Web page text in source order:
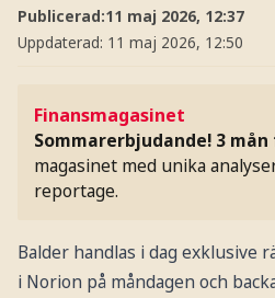
Publicerad:11 maj 2026, 12:37
Uppdaterad: 11 maj 2026, 12:50
Finansmagasinet
Sommarerbjudande! 3
magasinet med unika
reportage.
Balder handlas i dag exklusive
i Norion på måndagen och